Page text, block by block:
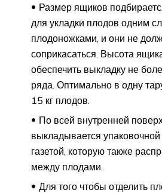
Размер ящиков
для укладки плодов одним
плодоножками, и они не
соприкасаться. Высота
обеспечить выкладку не
ряда. Оптимально в одну
15 кг плодов.
По всей внутренней
выкладывается
газетой, которую также
между плодами.
Для того чтобы отделить